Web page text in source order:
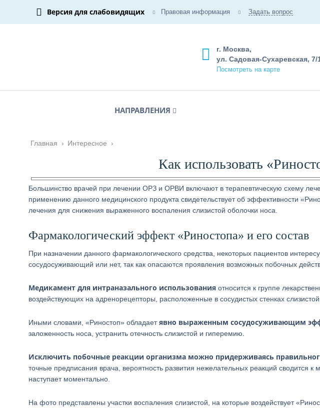
Версия для слабовидящих Правовая информация Задать вопрос
г. Москва,
ул. Садовая-Сухаревская, 7/
Посмотреть на карте
НАПРАВЛЕНИЯ
Главная › Интересное ›
Как использовать
Большинство врачей при лечении ОРЗ и ОРВИ включают в терапевтическую схему
применению данного медицинского продукта свидетельствует об эффективности
лечения для снижения выраженного воспаления слизистой оболочки носа.
Фармакологический эффект «Риностопа» и его состав
При назначении данного фармакологического средства, некоторых пациентов
сосудосуживающий или нет, так как опасаются проявления возможных побочных
Медикамент для интраназального использования относится к группе
воздействующих на адренорецепторы, расположенные в сосудистых стенках слизистой
Иными словами, «Риностоп» обладаетявно выраженным сосудосуживающим
заложенность носа, устранить отечность слизистой и гиперемию.
Исключить побочные реакции организма можно придерживаясь
точные предписания врача, вероятность развития нежелательных реакций сводится
наступает моментально.
На фото представлены участки воспаления слизистой, на которые воздействует